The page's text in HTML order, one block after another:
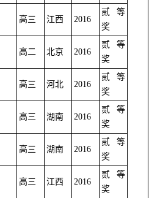
高三 江西 2016
贰等
奖
高二 北京 2016
贰等
奖
高三 河北 2016
贰等
奖
高三 湖南 2016
贰等
奖
高三 湖南 2016
贰等
奖
高三 江西 2016
贰等
奖